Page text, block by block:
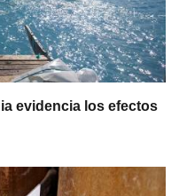
evidencia los efectos